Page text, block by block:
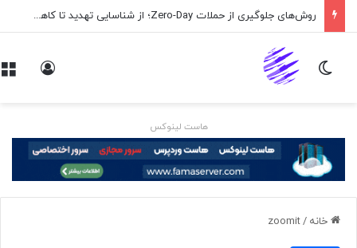
روش‌های جلوگیری از حملات Zero-Day؛ از شناسایی تهدید تا کاهش ریسک
تغییر پوسته
هاست لینوکس
خانه /
zoomit